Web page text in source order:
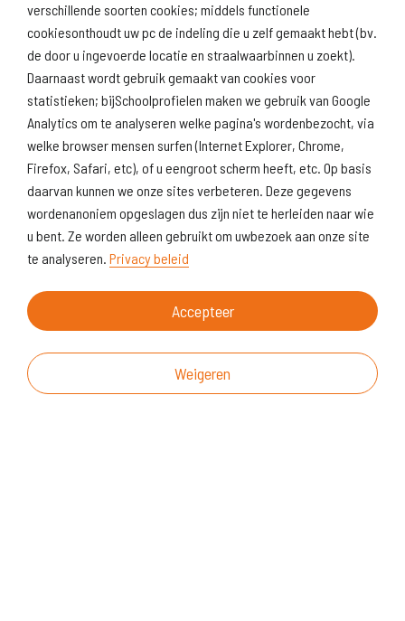
verschillende soorten cookies; middels functionele
cookiesonthoudt uw pc de indeling die u zelf gemaakt hebt (bv.
de door u ingevoerde locatie en straalwaarbinnen u zoekt).
Daarnaast wordt gebruik gemaakt van cookies voor
statistieken; bijSchoolprofielen maken we gebruik van Google
Analytics om te analyseren welke pagina's wordenbezocht, via
welke browser mensen surfen (Internet Explorer, Chrome,
Firefox, Safari, etc), of u eengroot scherm heeft, etc. Op basis
daarvan kunnen we onze sites verbeteren. Deze gegevens
wordenanoniem opgeslagen dus zijn niet te herleiden naar wie
u bent. Ze worden alleen gebruikt om uwbezoek aan onze site
te analyseren. Privacy beleid
Accepteer
Weigeren
Naar scholenopdekaart.nl